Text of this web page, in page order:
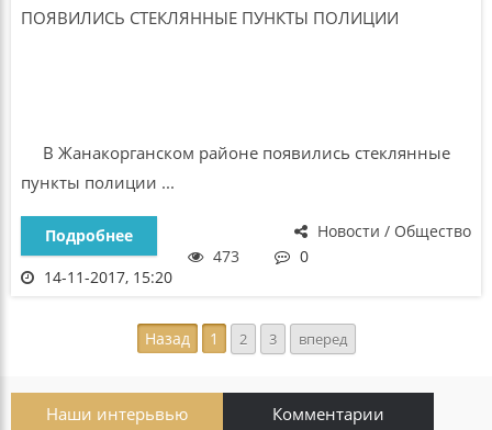
В Жанакорганском районе появились стеклянные
пункты полиции ...
Новости / Общество
Подробнее
473
0
14-11-2017, 15:20
Назад 1 2 3 вперед
Наши интерьвью Комментарии